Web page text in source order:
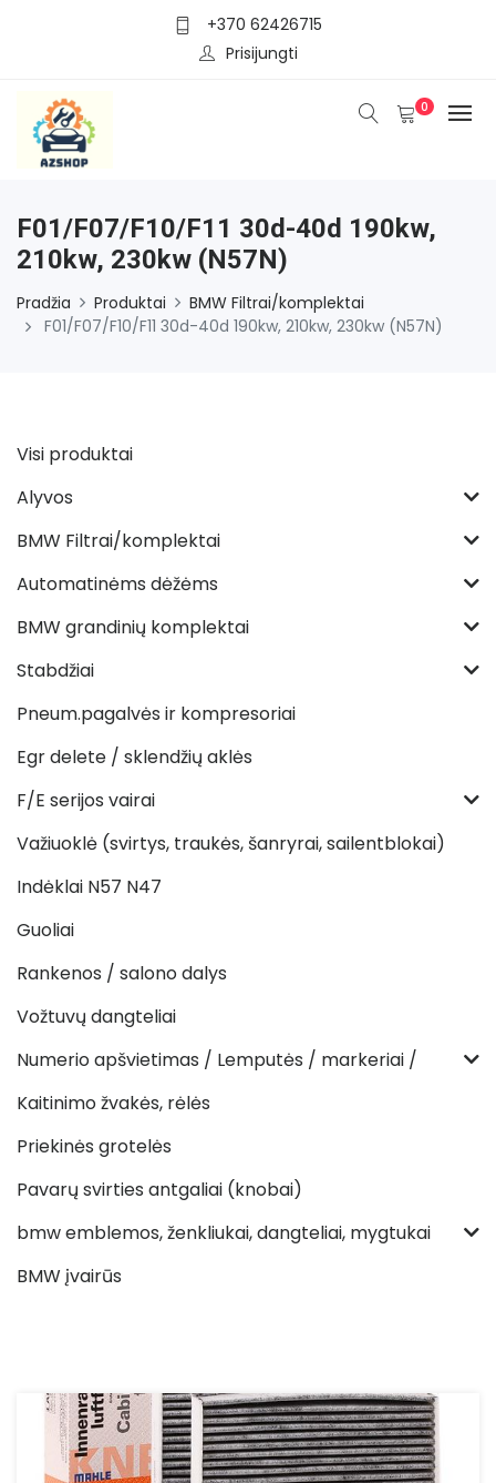
+370 62426715
Prisijungti
0
F01/F07/F10/F11 30d-40d 190kw,
210kw, 230kw (N57N)
Pradžia Produktai
BMW Filtrai/komplektai
F01/F07/F10/F11 30d-40d 190kw, 210kw, 230kw (N57N)
Visi produktai
Alyvos
BMW Filtrai/komplektai
Automatinėms dėžėms
BMW grandinių komplektai
Stabdžiai
Pneum.pagalvės ir kompresoriai
Egr delete / sklendžių aklės
F/E serijos vairai
Važiuoklė (svirtys, traukės, šanryrai, sailentblokai)
Indėklai N57 N47
Guoliai
Rankenos / salono dalys
Vožtuvų dangteliai
Numerio apšvietimas / Lemputės / markeriai /
Kaitinimo žvakės, rėlės
Priekinės grotelės
Pavarų svirties antgaliai (knobai)
bmw emblemos, ženkliukai, dangteliai, mygtukai
BMW įvairūs